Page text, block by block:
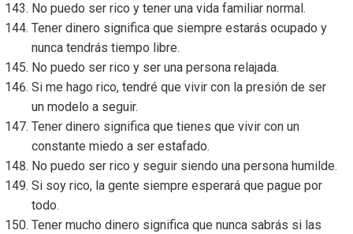
No puedo ser rico y tener una vida familiar normal.
Tener dinero significa que siempre estarás ocupado y
nunca tendrás tiempo libre.
No puedo ser rico y ser una persona relajada.
Si me hago rico, tendré que vivir con la presión de ser
un modelo a seguir.
Tener dinero significa que tienes que vivir con un
constante miedo a ser estafado.
No puedo ser rico y seguir siendo una persona humilde.
Si soy rico, la gente siempre esperará que pague por
todo.
Tener mucho dinero significa que nunca sabrás si las